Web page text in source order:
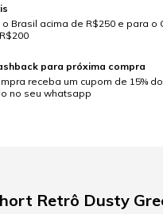
Brasil acima de R$250 e para o
para próxima compra
receba um cupom de 15%
no seu whatsapp
Retrô Dusty